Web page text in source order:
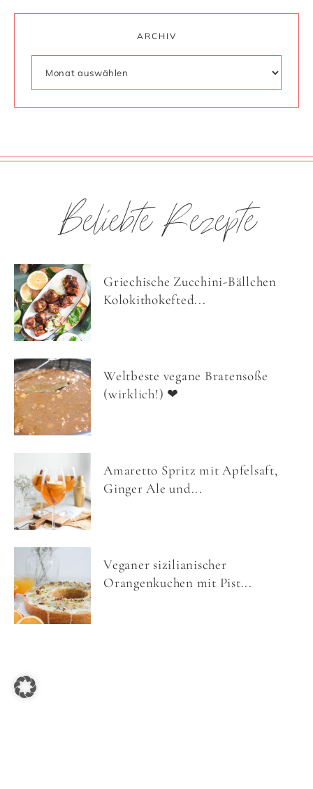
ARCHIV
Beliebte Rezepte
Griechische Zucchini-Bällchen
Kolokithokefted...
Weltbeste vegane Bratensoße
(wirklich!) ❤
Amaretto Spritz mit Apfelsaft,
Ginger Ale und...
Veganer sizilianischer
Orangenkuchen mit Pist...